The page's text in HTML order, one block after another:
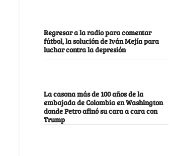
Regresar a la radio para comentar
fútbol, la solución de Iván Mejía para
luchar contra la depresión
La casona más de 100 años de la
embajada de Colombia en Washington
donde Petro afinó su cara a cara con
Trump